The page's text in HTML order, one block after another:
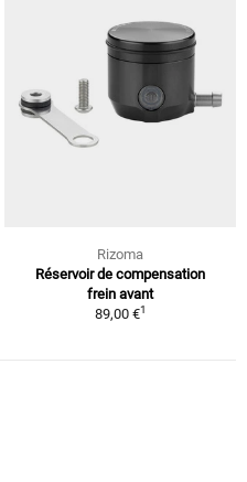
Rizoma
Réservoir de compensation
frein avant
89,00 €1